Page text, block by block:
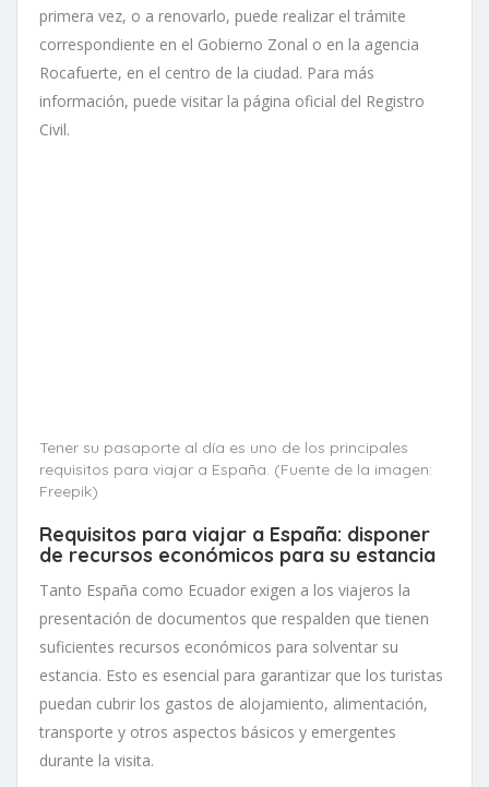
primera vez, o a renovarlo, puede realizar el trámite
correspondiente en el Gobierno Zonal o en la agencia
Rocafuerte, en el centro de la ciudad. Para más
información, puede visitar la página oficial del Registro
Civil.
Tener su pasaporte al día es uno de los principales
requisitos para viajar a España. (Fuente de la imagen:
Freepik)
Requisitos para viajar a España: disponer
de recursos económicos para su estancia
Tanto España como Ecuador exigen a los viajeros la
presentación de documentos que respalden que tienen
suficientes recursos económicos para solventar su
estancia. Esto es esencial para garantizar que los turistas
puedan cubrir los gastos de alojamiento, alimentación,
transporte y otros aspectos básicos y emergentes
durante la visita.